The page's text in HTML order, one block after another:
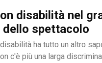
disabilità nel
spettacolo
ha tutto un altro
c'è più una larga